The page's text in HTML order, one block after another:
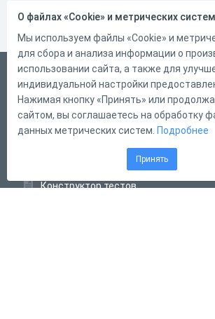
Русский
Справка
Форма обратной связи
Конструктор тестов
О файлах «Cookie» и метрических
Мы используем файлы «Cookie» и
для сбора и анализа информации о
использовании сайта, а также для
индивидуальной настройки
Нажимая кнопку «Принять» или
сайтом, вы соглашаетесь на обработку
данных метрических систем. Подробнее
Принять